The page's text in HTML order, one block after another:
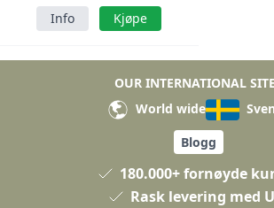
Info Kjøpe
OUR INTERNATIONAL
World wide
Blogg
180.000+ fornøyde
Rask levering med